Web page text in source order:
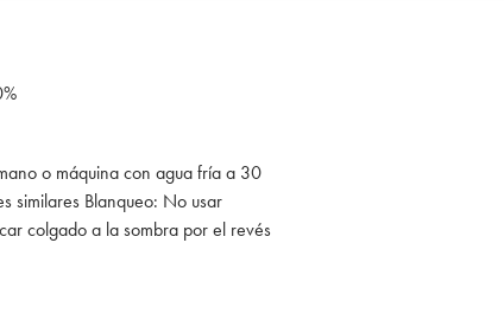
o máquina con agua fría a 30
similares Blanqueo: No usar
colgado a la sombra por el revés